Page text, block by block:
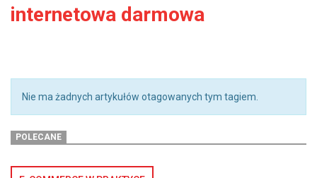
internetowa darmowa
Nie ma żadnych artykułów otagowanych tym tagiem.
POLECANE